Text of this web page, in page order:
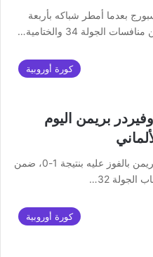
بعدما أمطر شباكه بأربعة
34 والختامية…
كورة أوروبية
بريمن اليوم
أنهى بايرن ميونخ مباراته أمام فيردر بريمن بالفوز عليه بنتيجة 1-0، ضمن
32…
كورة أوروبية